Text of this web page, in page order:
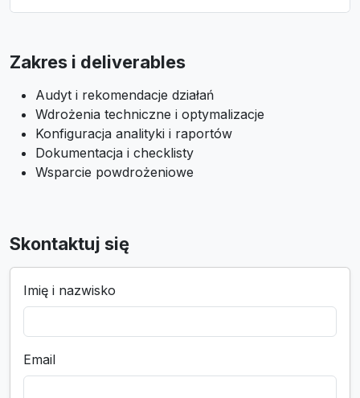
Zakres i deliverables
Audyt i rekomendacje działań
Wdrożenia techniczne i optymalizacje
Konfiguracja analityki i raportów
Dokumentacja i checklisty
Wsparcie powdrożeniowe
Skontaktuj się
Imię i nazwisko
Email